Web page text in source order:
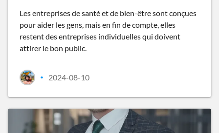
Les entreprises de santé et de bien-être sont conçues
pour aider les gens, mais en fin de compte, elles
restent des entreprises individuelles qui doivent
attirer le bon public.
• 2024-08-10